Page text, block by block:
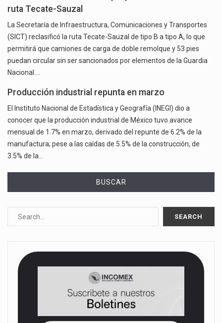
ruta Tecate-Sauzal
La Secretaría de Infraestructura, Comunicaciones y Transportes
(SICT) reclasificó la ruta Tecate-Sauzal de tipo B a tipo A, lo que
permitirá que camiones de carga de doble remolque y 53 pies
puedan circular sin ser sancionados por elementos de la Guardia
Nacional.…
Producción industrial repunta en marzo
El Instituto Nacional de Estadística y Geografía (INEGI) dio a
conocer que la producción industrial de México tuvo avance
mensual de 1.7% en marzo, derivado del repunte de 6.2% de la
manufactura; pese a las caídas de 5.5% de la construcción, de
3.5% de la…
BUSCAR